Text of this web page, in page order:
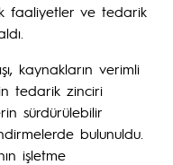
faaliyetler ve tedarik
kaynakların verimli
tedarik zinciri
sürdürülebilir
bulunuldu.
işletme